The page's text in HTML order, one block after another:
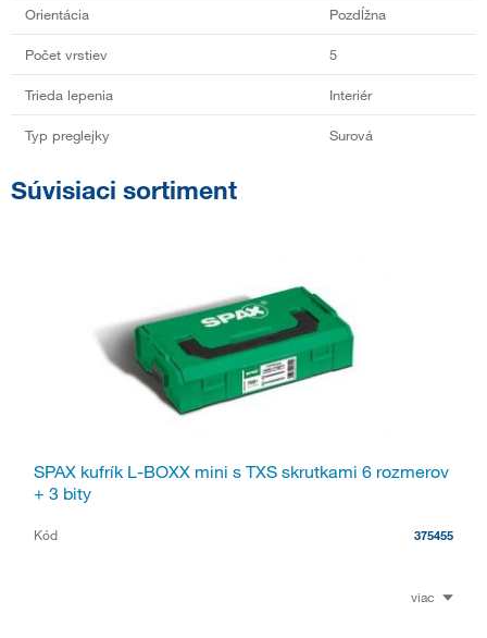
Orientácia Pozdĺžna
Počet vrstiev 5
Trieda lepenia Interiér
Typ preglejky Surová
Súvisiaci sortiment
SPAX kufrík L-BOXX mini s TXS skrutkami 6 rozmerov
+ 3 bity
Kód 375455
viac